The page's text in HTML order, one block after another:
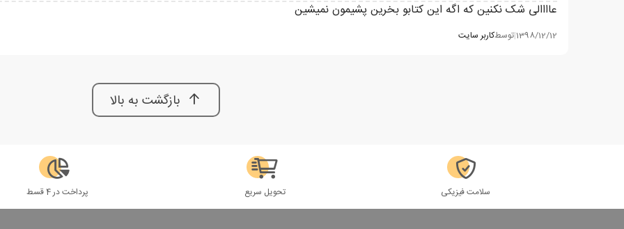
عاااالی شک نکنین که اگه این کتابو بخرین پشیمون نمیشین
1398/12/12
|توسطکاربر سایت
بازگشت به بالا
سلامت فیزیکی تحویل سریع پرداخت در 4 قسط